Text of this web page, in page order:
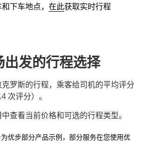
下车地点， 在此获取实时行程
出发的行程选择
克罗斯的行程，乘客给司机的平均评分
次评分）。
查看当前价格和可选的行程类型。
优步部分产品示例，部分服务在您使用优